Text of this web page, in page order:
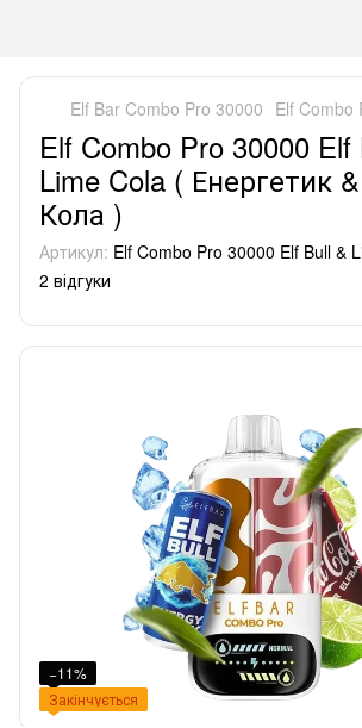
Elf Bar Combo Pro 30000 Elf Combo
Elf Combo Pro 30000 Elf
Lime Cola ( Енергетик
Кола )
Артикул: Elf Combo Pro 30000 Elf Bull &
2 відгуки
−11%
Закінчується